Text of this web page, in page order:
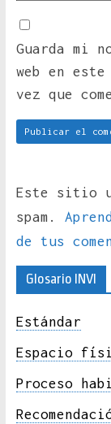
Guarda mi
web en
vez que
Este sitio
spam.
de tus
Glosario INVI
Estándar
Espacio
Proceso